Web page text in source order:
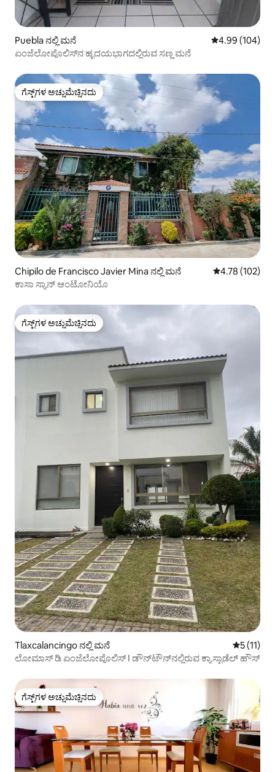
Puebla ನಲ್ಲಿ ಮನೆ 5 ರಲ್ಲಿ 4.99
4.99 (104)
ಏಂಜೆಲೋಪೊಲಿಸ್‌ನ ಹೃದಯಭಾಗದಲ್ಲಿರುವ ಸಣ್ಣ ಮನೆ
ಗೆಸ್ಟ್‌ಗಳ ಅಚ್ಚುಮೆಚ್ಚಿನದು
ಗೆಸ್ಟ್‌ಗಳ ಅಚ್ಚುಮೆಚ್ಚಿನದು
Chipilo de Francisco Javier Mina ನಲ್ಲಿ ಮನೆ 5 ರಲ್ಲಿ 4.78
4.78 (102)
ಕಾಸಾ ಸ್ಯಾನ್ ಆಂಟೋನಿಯೊ
ಗೆಸ್ಟ್‌ಗಳ ಅಚ್ಚುಮೆಚ್ಚಿನದು
ಗೆಸ್ಟ್‌ಗಳ ಅಚ್ಚುಮೆಚ್ಚಿನದು
Tlaxcalancingo ನಲ್ಲಿ ಮನೆ 5 ರಲ್ಲಿ 5
5 (11)
ಲೋಮಾಸ್ ಡಿ ಏಂಜೆಲೋಪೊಲಿಸ್ I ಡೌನ್‌ಟೌನ್‌ನಲ್ಲಿರುವ ಕ್ಯಾಸ್ಟಾಡೆಲ್ ಹೌಸ್
ಗೆಸ್ಟ್‌ಗಳ ಅಚ್ಚುಮೆಚ್ಚಿನದು
ಗೆಸ್ಟ್‌ಗಳ ಅಚ್ಚುಮೆಚ್ಚಿನದು